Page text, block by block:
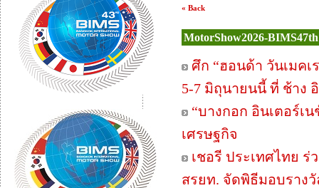
« Back
MotorShow2026-BIMS47th
ศึก “ฮอนด้า วันเมคเ
5-7 มิถุนายนนี้ ที่ ช้าง
“บางกอก อินเตอร์เ
เศรษฐกิจ
เชอรี ประเทศไทย
สรยท. จัดพิธีมอบรางวั